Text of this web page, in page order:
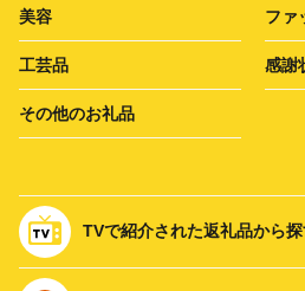
美容 ファ
工芸品 感謝
その他のお礼品
TVで紹介された返礼品から